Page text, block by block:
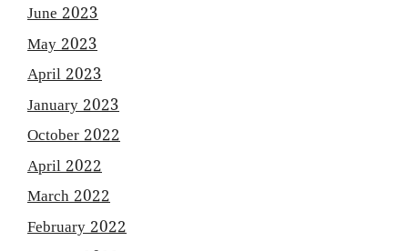
June 2023
May 2023
April 2023
January 2023
October 2022
April 2022
March 2022
February 2022